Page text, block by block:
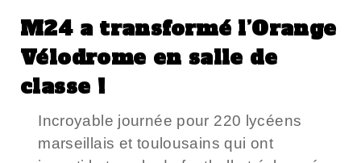
M24 a transformé l’Orange
Vélodrome en salle de
classe !
Incroyable journée pour 220 lycéens
marseillais et toulousains qui ont